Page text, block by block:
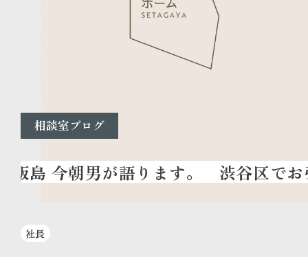
相談室ブログ
渋谷区でお
社長